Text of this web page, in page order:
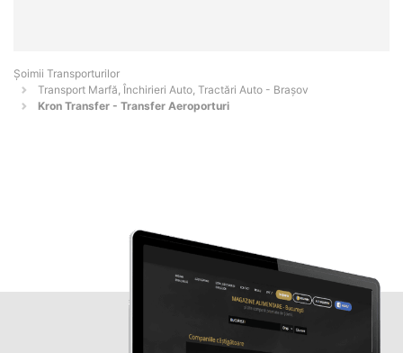
Șoimii Transporturilor
Transport Marfă, Închirieri Auto, Tractări Auto - Braşov
Kron Transfer - Transfer Aeroporturi